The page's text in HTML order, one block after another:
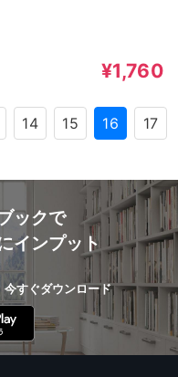
¥1,760
14 15 16 17
ックで
インプット
今すぐダウンロード